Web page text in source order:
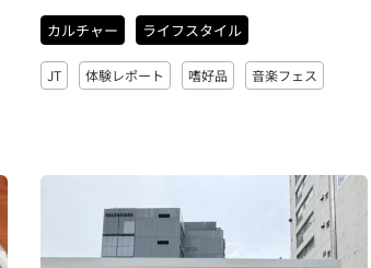
カルチャー ライフスタイル
JT 体験レポート 嗜好品 音楽フェス